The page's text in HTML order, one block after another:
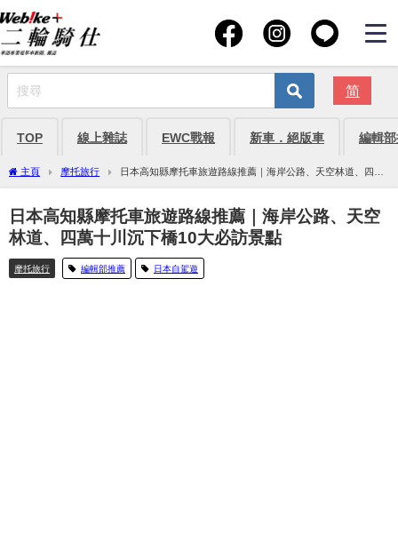
简
TOP 線上雜誌 EWC戰報 新車．絕版車 編輯
主頁 摩托旅行
日本高知縣摩托車旅遊路線推薦｜海岸公路、天空林道、四萬
十川沉下橋10大必訪景點
日本高知縣摩托車旅遊路線推薦｜海岸公路、天空
林道、四萬十川沉下橋10大必訪景點
摩托旅行 編輯部推薦 日本自駕遊